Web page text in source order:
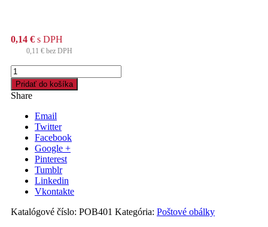
0,14 € s DPH
0,11 € bez DPH
množstvo
Samolepiace
obálky
B4
Pridať do košíka
Share
Email
Twitter
Facebook
Google +
Pinterest
Tumblr
Linkedin
Vkontakte
Katalógové číslo: POB401 Kategória: Poštové obálky